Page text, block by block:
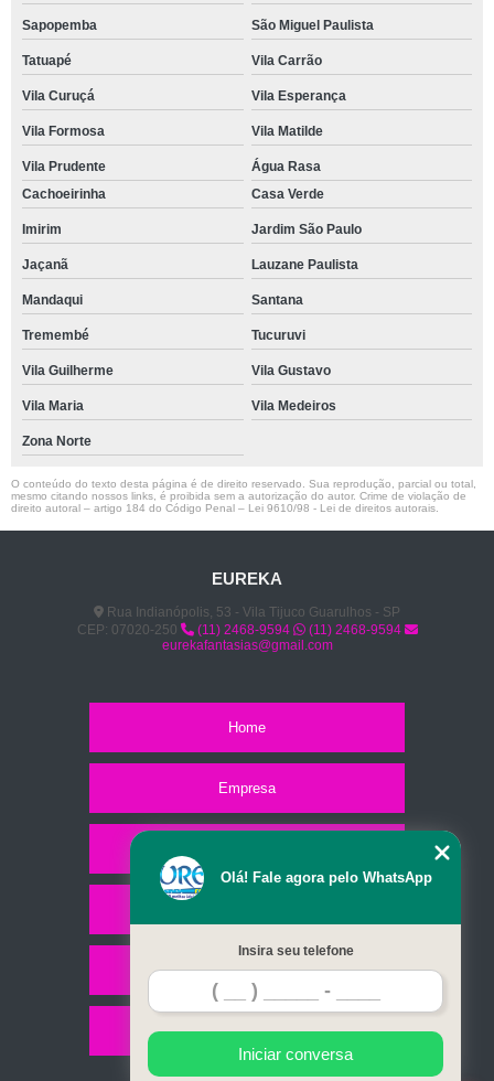
Sapopemba São Miguel Paulista
Tatuapé Vila Carrão
Vila Curuçá Vila Esperança
Vila Formosa Vila Matilde
Vila Prudente
Água Rasa
Cachoeirinha
Casa Verde
Imirim Jardim São Paulo
Jaçanã Lauzane Paulista
Mandaqui Santana
Tremembé Tucuruvi
Vila Guilherme Vila Gustavo
Vila Maria Vila Medeiros
Zona Norte
O conteúdo do texto desta página é de direito reservado. Sua reprodução, parcial ou total,
mesmo citando nossos links, é proibida sem a autorização do autor. Crime de violação de
direito autoral – artigo 184 do Código Penal – Lei 9610/98 - Lei de direitos autorais
EUREKA
Rua Indianópolis, 53 - Vila Tijuco Guarulhos - SP
CEP: 07020-250
(11) 2468-9594
(11) 2468-9594
eurekafantasias@gmail.com
Home
Empresa
Contato
Mapa do site
Olá! Fale agora pelo WhatsApp
Insira seu telefone
Iniciar conversa